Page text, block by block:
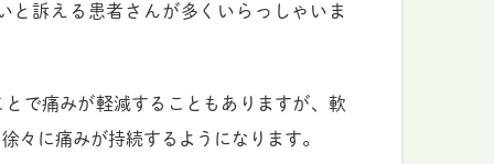
と訴える患者さんが多くいらっしゃいま
で痛みが軽減することもありますが、軟
々に痛みが持続するようになります。